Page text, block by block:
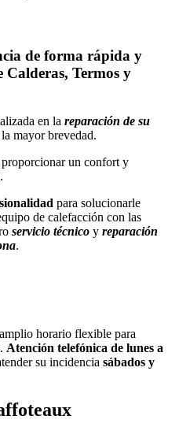
de forma rápida y
Calderas, Termos y
en la reparación de su
mayor brevedad.
un confort y
para solucionarle
de calefacción con las
servicio técnico y reparación
.
horario flexible para
Atención telefónica de lunes a
su incidencia sábados y